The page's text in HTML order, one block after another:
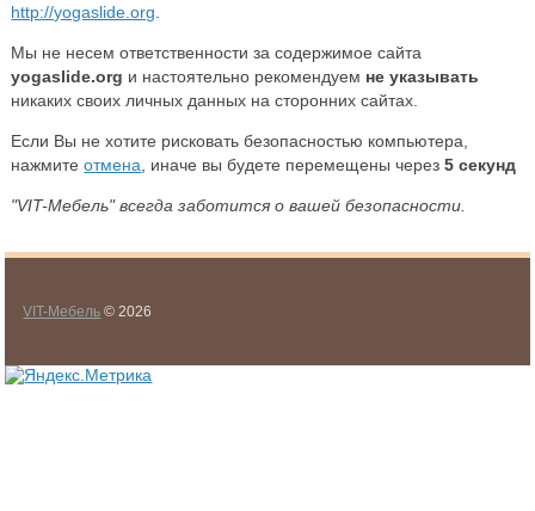
http://yogaslide.org
Мы не несем ответственности за содержимое сайта
yogaslide.org и настоятельно рекомендуем не указывать
никаких своих личных данных на сторонних сайтах.
Если Вы не хотите рисковать безопасностью компьютера,
нажмитеотмена , иначе вы будете перемещены через5 секунд
"VIT-Мебель" всегда заботится о вашей безопасности.
VIT-Мебель © 2026